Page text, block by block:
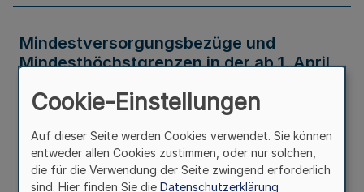
Mindestversorgungsbezüge und
Mindesthöchstgrenzen in der ab 1. April
Verwaltungsvorschrift
Cookie-Einstellungen
Auf dieser Seite werden Cookies verwendet. Sie können
entweder allen Cookies zustimmen, oder nur solchen,
die für die Verwendung der Seite zwingend erforderlich
sind. Hier finden Sie die Datenschutzerklärung